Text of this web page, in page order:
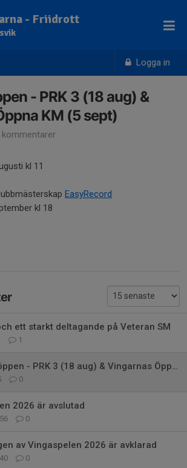
Logga in
- Friidrott
- PRK 3 (18 aug) &
KM (5 sept)
kommentarer
kl 11
EasyRecord
kl 18
ett starkt deltagande på Veteran SM
1
Anmälan öppen - PRK 3 (18 aug) & Vingarnas Öppna KM (5 sept)
0
2026 är avslutad
0
av Vingaspelen 2026 är avklarad
0